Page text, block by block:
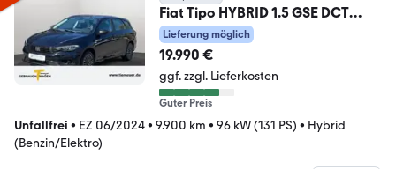
Fiat Tipo HYBRID 1.5 GSE DCT
Cam Carplay 1.Hd.
Lieferung möglich
19.990 €
ggf. zzgl. Lieferkosten
Guter Preis
Unfallfrei • EZ 06/2024• 9.900 km • 96 kW (131 PS) • Hybrid
(Benzin/Elektro)